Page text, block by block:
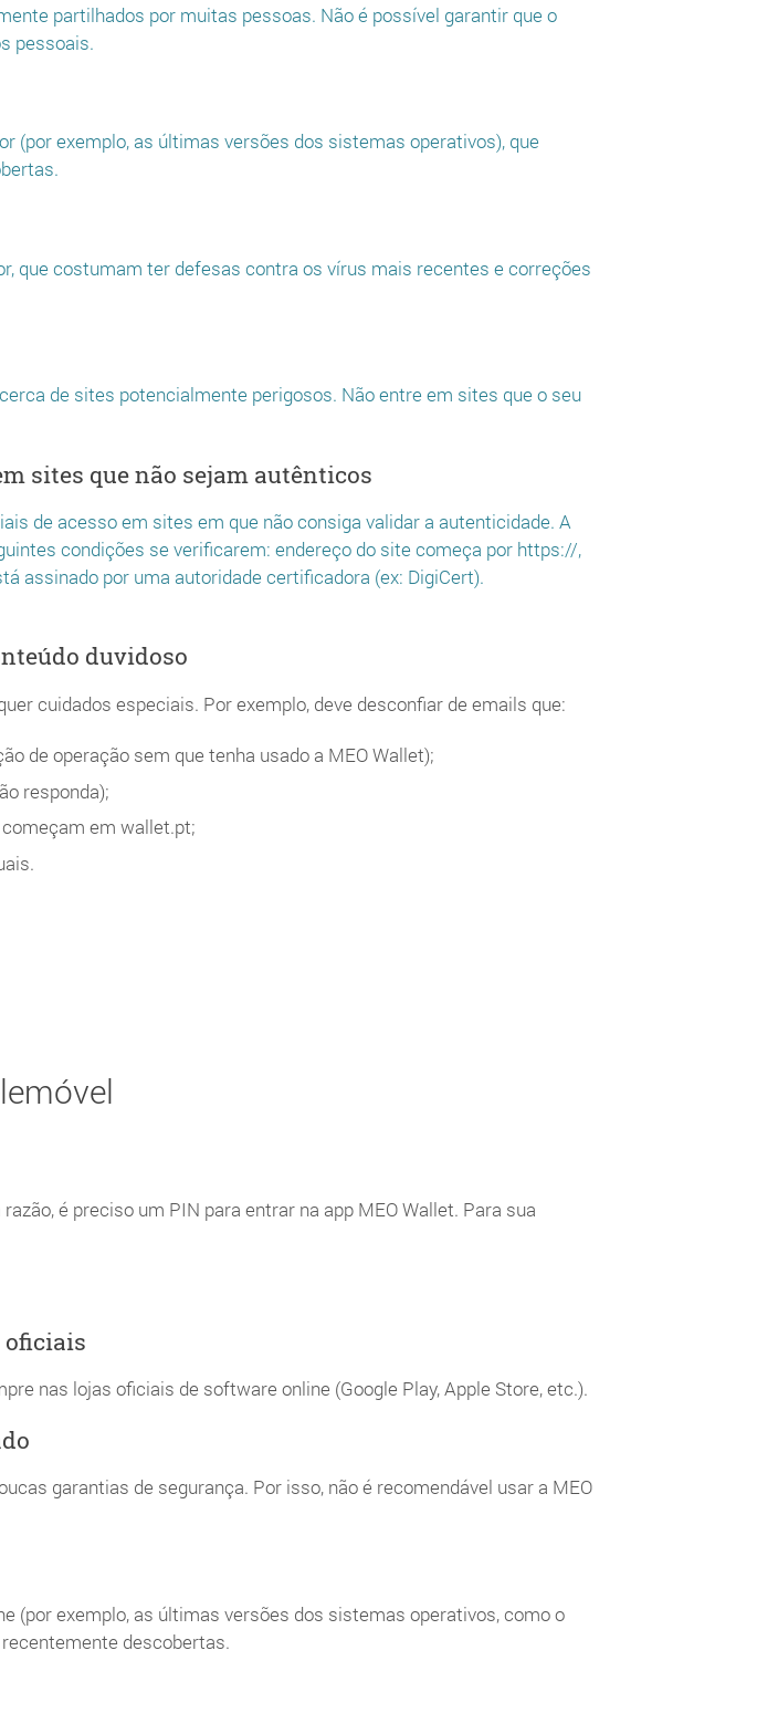
partilhados por muitas pessoas. Não é possível garantir que o
pessoais.
exemplo, as últimas versões dos sistemas operativos), que
que costumam ter defesas contra os vírus mais recentes e correções
de sites potencialmente perigosos. Não entre em sites que o seu
sites que não sejam autênticos
de acesso em sites em que não consiga validar a autenticidade. A
condições se verificarem: endereço do site começa por https://,
assinado por uma autoridade certificadora (ex: DigiCert).
duvidoso
cuidados especiais. Por exemplo, deve desconfiar de emails que:
de operação sem que tenha usado a MEO Wallet);
responda);
em wallet.pt;
é preciso um PIN para entrar na app MEO Wallet. Para sua
oficiais
nas lojas oficiais de software online (Google Play, Apple Store, etc.).
garantias de segurança. Por isso, não é recomendável usar a MEO
exemplo, as últimas versões dos sistemas operativos, como o
descobertas.